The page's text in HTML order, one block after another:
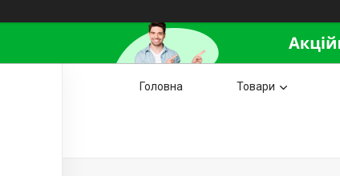
Головна Товари